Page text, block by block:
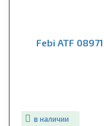
Febi ATF
в наличии